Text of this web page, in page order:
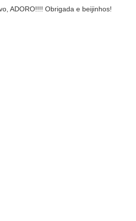
ADORO!!!! Obrigada e beijinhos!